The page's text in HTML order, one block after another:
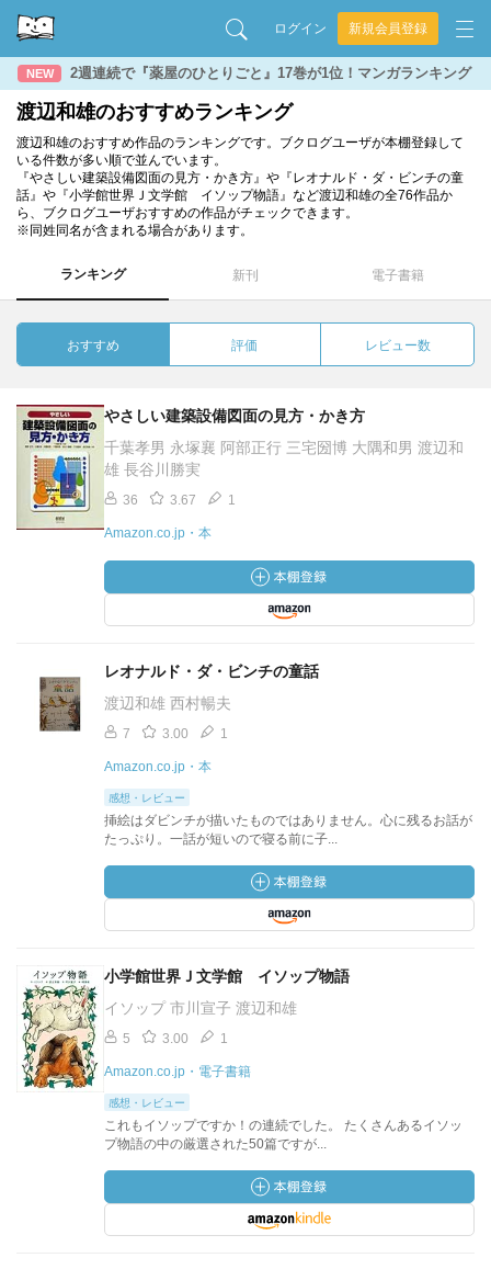
ログイン 新規会員登録
NEW 2週連続で『薬屋のひとりごと』17巻が1位！マンガランキング
渡辺和雄のおすすめランキング
渡辺和雄のおすすめ作品のランキングです。ブクログユーザが本棚登録して
いる件数が多い順で並んでいます。
『やさしい建築設備図面の見方・かき方』や『レオナルド・ダ・ビンチの童
話』や『小学館世界Ｊ文学館 イソップ物語』など渡辺和雄の全76作品か
ら、ブクログユーザおすすめの作品がチェックできます。
※同姓同名が含まれる場合があります。
ランキング 新刊 電子書籍
おすすめ 評価 レビュー数
やさしい建築設備図面の見方・かき方
千葉孝男 永塚襄 阿部正行 三宅圀博 大隅和男 渡辺和
雄 長谷川勝実
36 3.67 1
Amazon.co.jp・本
レオナルド・ダ・ビンチの童話
渡辺和雄 西村暢夫
7 3.00 1
Amazon.co.jp・本
感想・レビュー
挿絵はダビンチが描いたものではありません。心に残るお話が
たっぷり。一話が短いので寝る前に子...
小学館世界Ｊ文学館 イソップ物語
イソップ 市川宣子 渡辺和雄
5 3.00 1
Amazon.co.jp・電子書籍
感想・レビュー
これもイソップですか！の連続でした。 たくさんあるイソッ
プ物語の中の厳選された50篇ですが...